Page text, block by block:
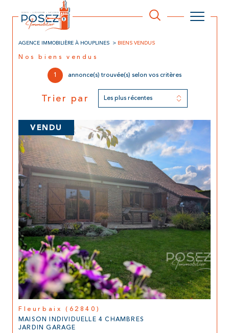
AGENCE IMMOBILIÈRE À HOUPLINES BIENS VENDUS
Nos biens vendus
1
annonce(s) trouvée(s) selon vos critères
Trier par Les plus récentes
VENDU
Fleurbaix (62840)
MAISON INDIVIDUELLE 4 CHAMBRES
JARDIN GARAGE